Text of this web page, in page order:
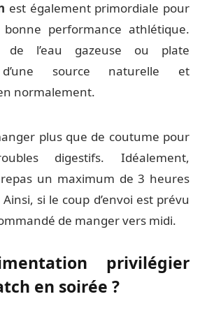
est également primordiale pour
performance athlétique.
de l’eau gazeuse ou plate
source naturelle et
normalement.
plus que de coutume pour
digestifs. Idéalement,
un maximum de 3 heures
si le coup d’envoi est prévu
de manger vers midi.
privilégier
en soirée ?